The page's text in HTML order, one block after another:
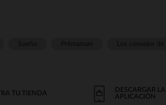
TU TIENDA
DESCARGAR LA
APLICACIÓN